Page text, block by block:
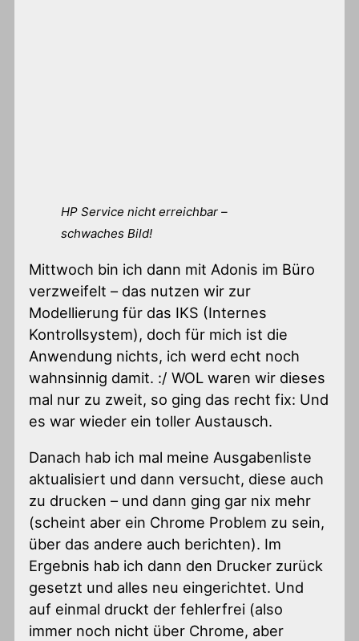
HP Service nicht erreichbar –
schwaches Bild!
Mittwoch bin ich dann mit Adonis im Büro
verzweifelt – das nutzen wir zur
Modellierung für das IKS (Internes
Kontrollsystem), doch für mich ist die
Anwendung nichts, ich werd echt noch
wahnsinnig damit. :/ WOL waren wir dieses
mal nur zu zweit, so ging das recht fix: Und
es war wieder ein toller Austausch.
Danach hab ich mal meine Ausgabenliste
aktualisiert und dann versucht, diese auch
zu drucken – und dann ging gar nix mehr
(scheint aber ein Chrome Problem zu sein,
über das andere auch berichten). Im
Ergebnis hab ich dann den Drucker zurück
gesetzt und alles neu eingerichtet. Und
auf einmal druckt der fehlerfrei (also
immer noch nicht über Chrome, aber